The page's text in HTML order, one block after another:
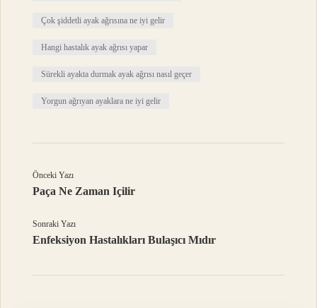
Çok şiddetli ayak ağrısına ne iyi gelir
Hangi hastalık ayak ağrısı yapar
Sürekli ayakta durmak ayak ağrısı nasıl geçer
Yorgun ağrıyan ayaklara ne iyi gelir
Önceki Yazı
Paça Ne Zaman Içilir
Sonraki Yazı
Enfeksiyon Hastalıkları Bulaşıcı Mıdır